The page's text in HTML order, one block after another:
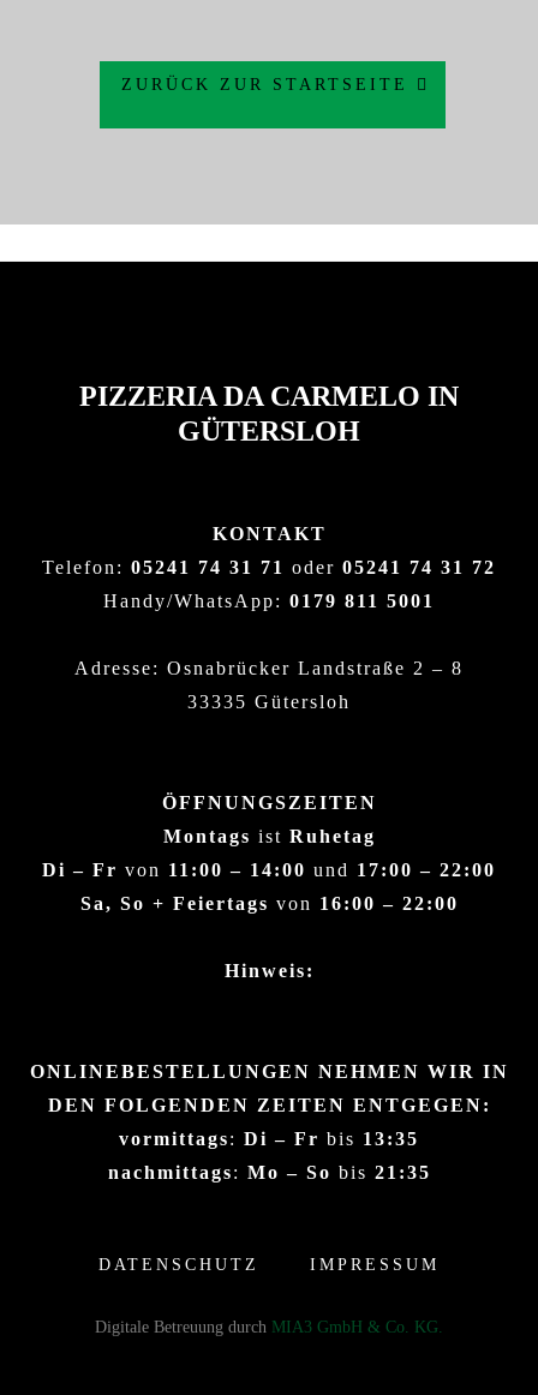
ZURÜCK ZUR STARTSEITE
PIZZERIA DA CARMELO IN
GÜTERSLOH
KONTAKT
Telefon: 05241 74 31 71 oder 05241 74 31 72
Handy/WhatsApp: 0179 811 5001
Adresse: Osnabrücker Landstraße 2 – 8
33335 Gütersloh
ÖFFNUNGSZEITEN
Montags ist Ruhetag
Di – Fr von 11:00 – 14:00 und 17:00 – 22:00
Sa, So + Feiertags von 16:00 – 22:00
Hinweis:
ONLINEBESTELLUNGEN NEHMEN WIR IN
DEN FOLGENDEN ZEITEN ENTGEGEN:
vormittags: Di – Fr bis 13:35
nachmittags: Mo – So bis 21:35
DATENSCHUTZ IMPRESSUM
Digitale Betreuung durch MIA3 GmbH & Co. KG.